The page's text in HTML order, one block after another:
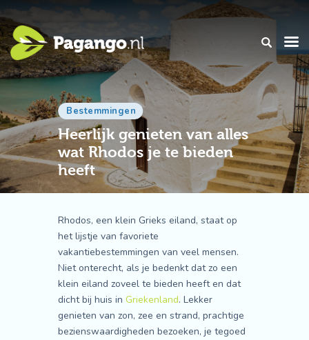
Bestemmingen
Heerlijk genieten van alles
wat Rhodos je te bieden
heeft
Rhodos, een klein Grieks eiland, staat op
het lijstje van favoriete
vakantiebestemmingen van veel mensen.
Niet onterecht, als je bedenkt dat zo een
klein eiland zoveel te bieden heeft en dat
dicht bij huis in Griekenland. Lekker
genieten van zon, zee en strand, prachtige
bezienswaardigheden bezoeken, je tegoed